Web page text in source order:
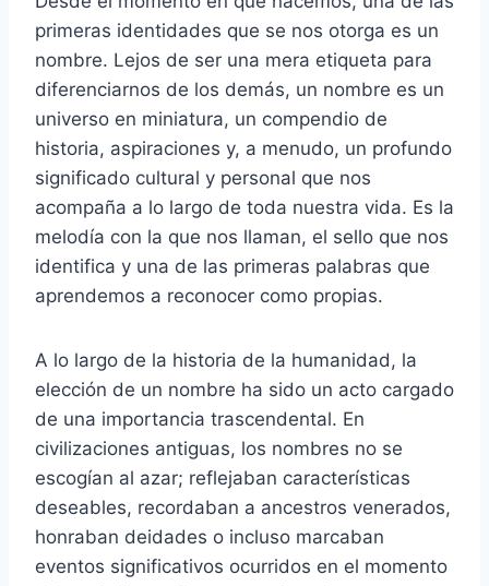
primeras identidades que se nos otorga es un
nombre. Lejos de ser una mera etiqueta para
diferenciarnos de los demás, un nombre es un
universo en miniatura, un compendio de
historia, aspiraciones y, a menudo, un profundo
significado cultural y personal que nos
acompaña a lo largo de toda nuestra vida. Es la
melodía con la que nos llaman, el sello que nos
identifica y una de las primeras palabras que
aprendemos a reconocer como propias.
A lo largo de la historia de la humanidad, la
elección de un nombre ha sido un acto cargado
de una importancia trascendental. En
civilizaciones antiguas, los nombres no se
escogían al azar; reflejaban características
deseables, recordaban a ancestros venerados,
honraban deidades o incluso marcaban
eventos significativos ocurridos en el momento